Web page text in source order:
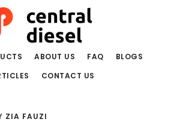
ABOUT US FAQ
BLOGS
CONTACT US
ZIA FAUZI